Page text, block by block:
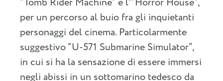
per un percorso al buio fra gli inquietanti
personaggi del cinema. Particolarmente
suggestivo “U-571 Submarine Simulator”,
in cui si ha la sensazione di essere immersi
negli abissi in un sottomarino tedesco da